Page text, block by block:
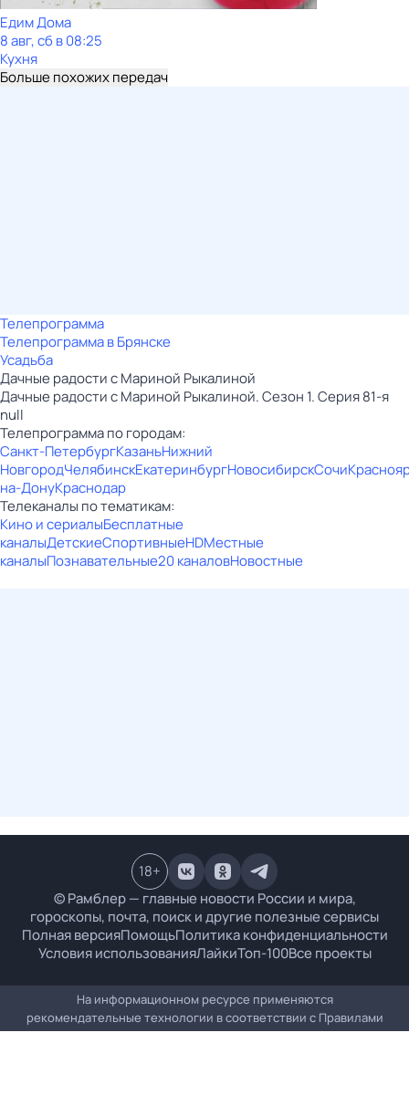
Едим Дома
8 авг, сб в 08:25
Кухня
Больше похожих передач
Телепрограмма
Телепрограмма в Брянске
Усадьба
Дачные радости с Мариной Рыкалиной
Дачные радости с Мариной Рыкалиной. Сезон 1. Серия 81-я
null
Телепрограмма по городам:
Санкт-ПетербургКазаньНижний
НовгородЧелябинскЕкатеринбургНовосибирскСочи
на-ДонуКраснодар
Телеканалы по тематикам:
Кино и сериалыБесплатные
каналыДетскиеСпортивныеHDМестные
каналыПознавательные20 каналовНовостные
© Рамблер — главные новости России и мира,
гороскопы, почта, поиск и другие полезные сервисы
Полная версияПомощьПолитика конфиденциальности
Условия использованияЛайкиТоп-100Все проекты
18+
На информационном ресурсе применяются
рекомендательные технологии в соответствии с Правилами